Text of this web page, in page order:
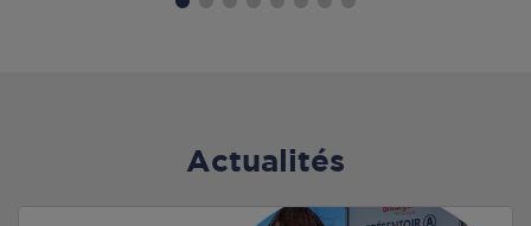
Actualités